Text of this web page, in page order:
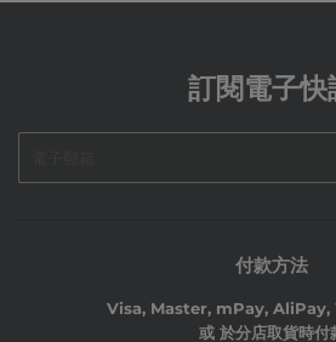
訂閱電子快
付款方法
Visa, Master, mPay, AliPay,
或 於分店取貨時付